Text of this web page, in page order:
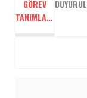
GÖREV
TANIMLARI